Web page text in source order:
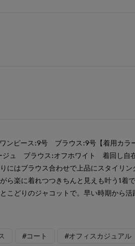
ンピース:9号 ブラウス:9号【着用カラ
ュ ブラウス:オフホワイト 着回し自
にはブラウス合わせで上品にスタイリン
ら楽に着れつつきちんと見えも叶う1着
こどりのジャコットで。早い時期から
#コート #オフィスカジュアル